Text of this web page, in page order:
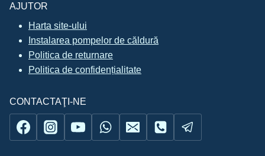
AJUTOR
Harta site-ului
Instalarea pompelor de căldură
Politica de returnare
Politica de confidențialitate
CONTACTAŢI-NE